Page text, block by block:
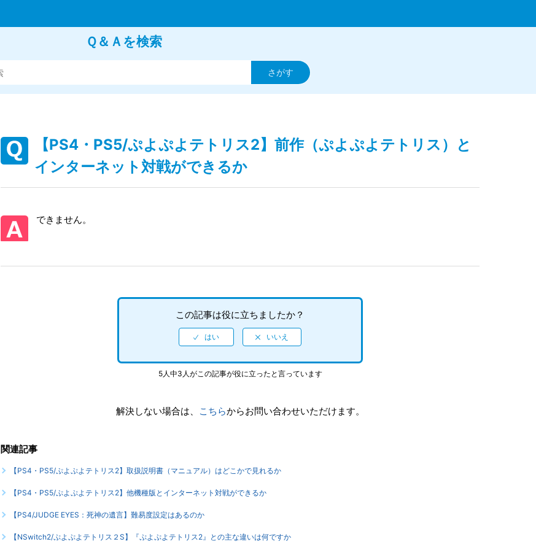
Ｑ＆Ａを検索
【PS4・PS5/ぷよぷよテトリス2】前作（ぷよぷよテトリス）と
インターネット対戦ができるか
できません。
この記事は役に立ちましたか？
5人中3人がこの記事が役に立ったと言っています
解決しない場合は、 こちらからお問い合わせいただけます。
関連記事
【PS4・PS5/ぷよぷよテトリス2】取扱説明書（マニュアル）はどこかで見れるか
【PS4・PS5/ぷよぷよテトリス2】他機種版とインターネット対戦ができるか
【PS4/JUDGE EYES：死神の遺言】難易度設定はあるのか
【NSwitch2/ぷよぷよテトリス２S】『ぷよぷよテトリス2』との主な違いは何ですか